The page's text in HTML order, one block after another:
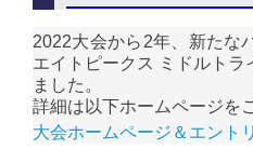
2022大会から2年、新たな
エイトピークス ミドルトラ
ました。
詳細は以下ホームページを
大会ホームページ＆エント